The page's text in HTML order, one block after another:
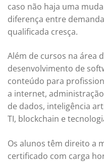
caso não haja uma
diferença entre
qualificada cresça.
Além de cursos na área
desenvolvimento de
conteúdo para
a internet,
de dados, inteligência
TI, blockchain e
Os alunos têm direito a
certificado com carga